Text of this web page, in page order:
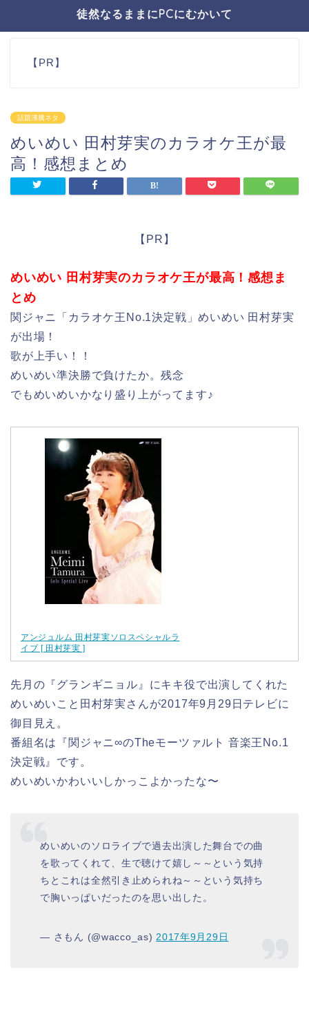
徒然なるままにPCにむかいて
【PR】
話題沸騰ネタ
めいめい 田村芽実のカラオケ王が最
高！感想まとめ
【PR】
めいめい 田村芽実のカラオケ王が最高！感想ま
とめ
関ジャニ「カラオケ王No.1決定戦」めいめい 田村芽実
が出場！
歌が上手い！！
めいめい準決勝で負けたか。残念
でもめいめいかなり盛り上がってます♪
アンジュルム 田村芽実ソロスペシャルラ
イブ [ 田村芽実 ]
先月の『グランギニョル』にキキ役で出演してくれた
めいめいこと田村芽実さんが2017年9月29日テレビに
御目見え。
番組名は『関ジャニ∞のTheモーツァルト 音楽王No.1
決定戦』です。
めいめいかわいいしかっこよかったな〜
めいめいのソロライブで過去出演した舞台での曲
を歌ってくれて、生で聴けて嬉し～～という気持
ちとこれは全然引き止められね～～という気持ち
で胸いっぱいだったのを思い出した。
— さもん (@wacco_as) 2017年9月29日